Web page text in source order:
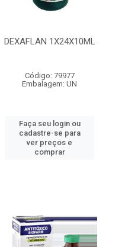
DEXAFLAN 1X24X10ML
Código: 79977
Embalagem: UN
Faça seu login ou
cadastre-se para
ver preços e
comprar